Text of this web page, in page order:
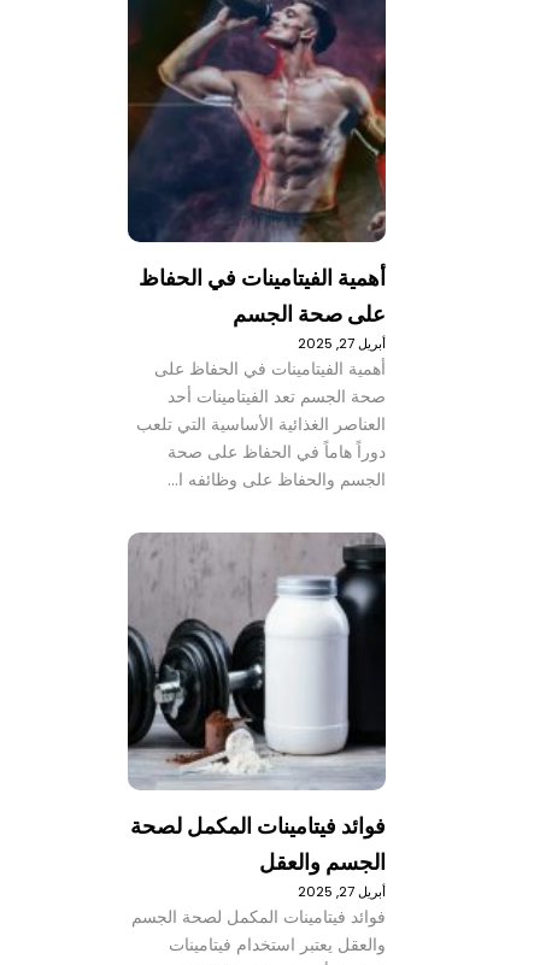
أهمية الفيتامينات في الحفاظ
على صحة الجسم
أبريل 27, 2025
أهمية الفيتامينات في الحفاظ على
صحة الجسم تعد الفيتامينات أحد
العناصر الغذائية الأساسية التي تلعب
دوراً هاماً في الحفاظ على صحة
الجسم والحفاظ على وظائفه ا…
فوائد فيتامينات المكمل لصحة
الجسم والعقل
أبريل 27, 2025
فوائد فيتامينات المكمل لصحة الجسم
والعقل يعتبر استخدام فيتامينات